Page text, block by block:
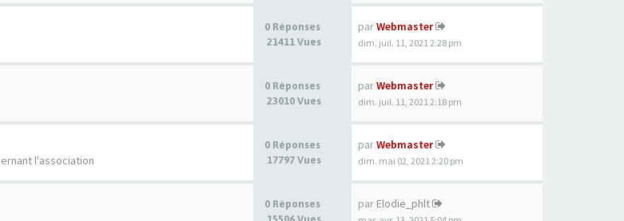
0 Réponses
21411 Vues
parWebmaster
dim. juil. 11, 2021 2:28 pm
0 Réponses
23010 Vues
parWebmaster
dim. juil. 11, 2021 2:18 pm
l'association
0 Réponses
17797 Vues
parWebmaster
dim. mai 02, 2021 2:20 pm
0 Réponses
par Elodie_phlt